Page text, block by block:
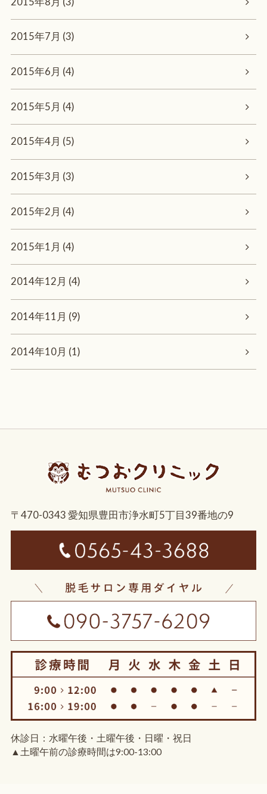
2015年7月 (3)
2015年6月 (4)
2015年5月 (4)
2015年4月 (5)
2015年3月 (3)
2015年2月 (4)
2015年1月 (4)
2014年12月 (4)
2014年11月 (9)
2014年10月 (1)
〒470-0343 愛知県豊田市浄水町5丁目39番地の9
休診日：水曜午後・土曜午後・日曜・祝日
▲土曜午前の診療時間は9:00-13:00